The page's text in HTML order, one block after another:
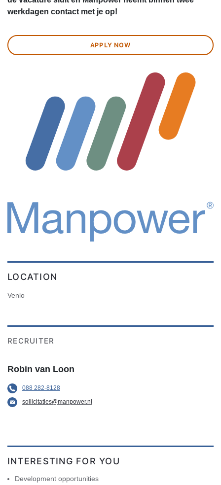
werkdagen contact met je op!
APPLY NOW
LOCATION
Venlo
RECRUITER
Robin van Loon
088 282-8128
sollicitaties@manpower.nl
INTERESTING FOR YOU
Development opportunities